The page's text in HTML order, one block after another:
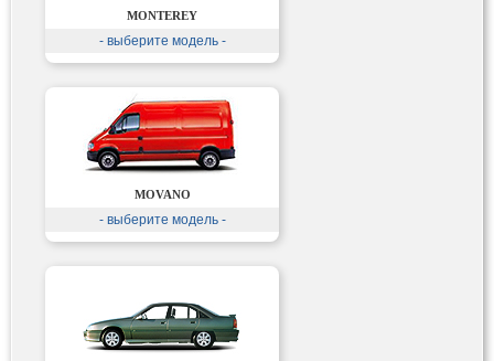
MONTEREY
- выберите модель -
MOVANO
- выберите модель -